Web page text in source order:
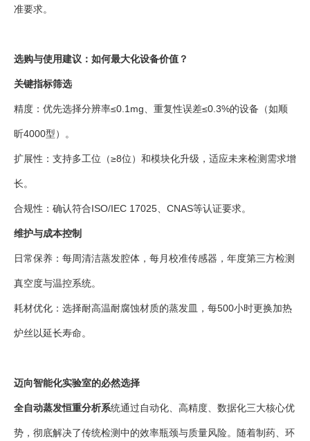
准要求。
选购与使用建议：如何最大化设备价值？
关键指标筛选
精度：优先选择分辨率≤0.1mg、重复性误差≤0.3%的设备（如顺
昕4000型）。
扩展性：支持多工位（≥8位）和模块化升级，适应未来检测需求增
长。
合规性：确认符合ISO/IEC 17025、CNAS等认证要求。
维护与成本控制
日常保养：每周清洁蒸发腔体，每月校准传感器，年度第三方检测
真空度与温控系统。
耗材优化：选择耐高温耐腐蚀材质的蒸发皿，每500小时更换加热
炉丝以延长寿命。
迈向智能化实验室的必然选择
全自动蒸发恒重分析系统通过自动化、高精度、数据化三大核心优
势，彻底解决了传统检测中的效率瓶颈与质量风险。随着制药、环